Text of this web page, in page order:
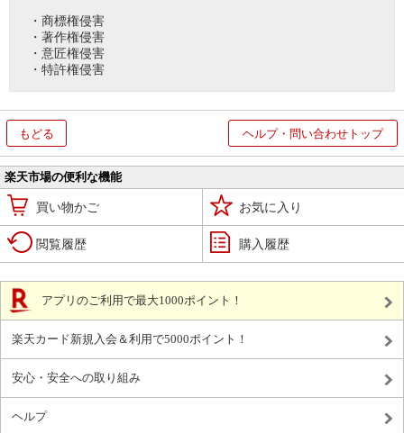
・商標権侵害
・著作権侵害
・意匠権侵害
・特許権侵害
もどる ヘルプ・問い合わせトップ
楽天市場の便利な機能
買い物かご お気に入り
閲覧履歴 購入履歴
アプリのご利用で最大1000ポイント！
楽天カード新規入会＆利用で5000ポイント！
安心・安全への取り組み
ヘルプ